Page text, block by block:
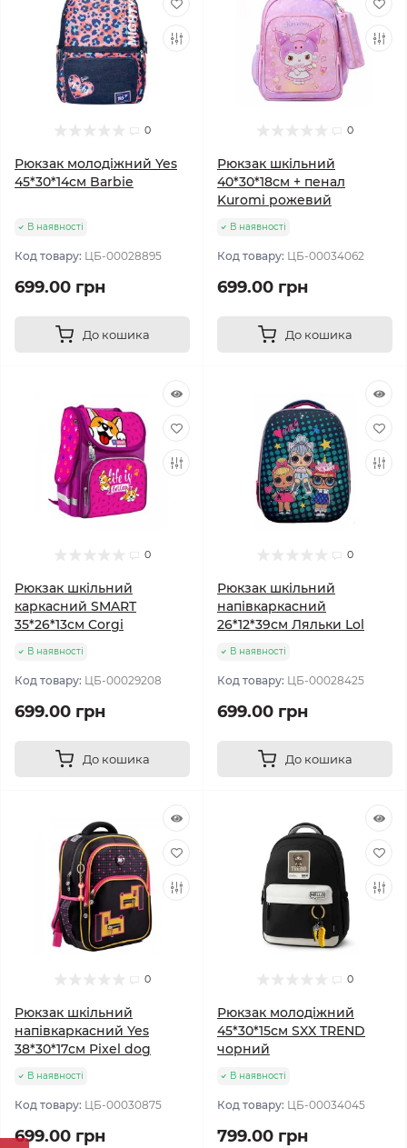
0
Рюкзак молодіжний Yes
45*30*14см Barbie
В наявності
Код товару: ЦБ-00028895
699.00 грн
До кошика
0
Рюкзак шкільний
40*30*18см + пенал
Kuromi рожевий
В наявності
Код товару: ЦБ-00034062
699.00 грн
До кошика
0
Рюкзак шкільний
каркасний SMART
35*26*13см Corgi
В наявності
Код товару: ЦБ-00029208
699.00 грн
До кошика
0
Рюкзак шкільний
напівкаркасний
26*12*39см Ляльки Lol
В наявності
Код товару: ЦБ-00028425
699.00 грн
До кошика
0
Рюкзак шкільний
напівкаркасний Yes
38*30*17см Pixel dog
В наявності
Код товару: ЦБ-00030875
699.00 грн
0
Рюкзак молодіжний
45*30*15см SXX TREND
чорний
В наявності
Код товару: ЦБ-00034045
799.00 грн